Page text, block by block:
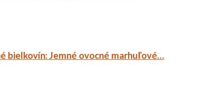
bielkovín: Jemné ovocné marhuľové…